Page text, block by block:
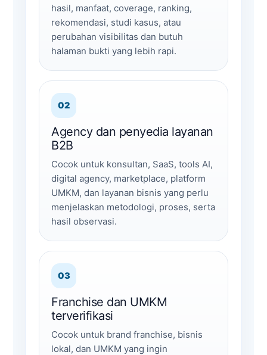
hasil, manfaat, coverage, ranking,
rekomendasi, studi kasus, atau
perubahan visibilitas dan butuh
halaman bukti yang lebih rapi.
02
Agency dan penyedia layanan
B2B
Cocok untuk konsultan, SaaS, tools AI,
digital agency, marketplace, platform
UMKM, dan layanan bisnis yang perlu
menjelaskan metodologi, proses, serta
hasil observasi.
03
Franchise dan UMKM
terverifikasi
Cocok untuk brand franchise, bisnis
lokal, dan UMKM yang ingin